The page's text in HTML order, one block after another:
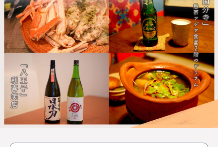
青梅
KEYWORD
イルミネーション
お菓子 三鷹
八王子
西八王子
レポート 特集
特集分割版
中央線〇〇散歩
イタリアン 国立
武蔵小金井
東小金井
和菓子 スイーツ チョコレート
写真
ポートレート
中野サンプラザ
中野ブロードウェイ
中野
サブカル アニメ
杉並区
武蔵野市
ゴミ処理場 体験
ワークショップ
イベント
かき氷 阿佐ヶ谷
荻窪